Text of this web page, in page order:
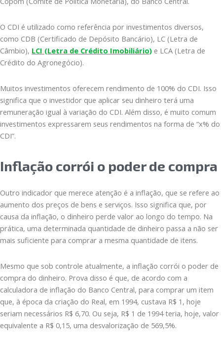
O CDI é utilizado como referência por investimentos diversos,
como CDB (Certificado de Depósito Bancário), LC (Letra de
Câmbio), LCI (Letra de Crédito Imobiliário) e LCA (Letra de
Crédito do Agronegócio).
Muitos investimentos oferecem rendimento de 100% do CDI. Isso
significa que o investidor que aplicar seu dinheiro terá uma
remuneração igual à variação do CDI. Além disso, é muito comum
investimentos expressarem seus rendimentos na forma de “x% do
CDI”.
Inflação corrói o poder de compra
Outro indicador que merece atenção é a inflação, que se refere ao
aumento dos preços de bens e serviços. Isso significa que, por
causa da inflação, o dinheiro perde valor ao longo do tempo. Na
prática, uma determinada quantidade de dinheiro passa a não ser
mais suficiente para comprar a mesma quantidade de itens.
Mesmo que sob controle atualmente, a inflação corrói o poder de
compra do dinheiro. Prova disso é que, de acordo com a
calculadora de inflação do Banco Central, para comprar um item
que, à época da criação do Real, em 1994, custava R$ 1, hoje
seriam necessários R$ 6,70. Ou seja, R$ 1 de 1994 teria, hoje, valor
equivalente a R$ 0,15, uma desvalorização de 569,5%.